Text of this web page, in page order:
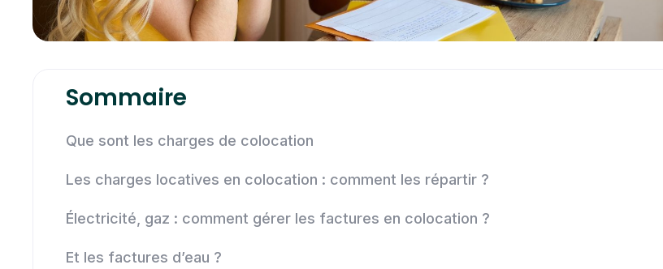
Sommaire
Que sont les charges de colocation
Les charges locatives en colocation : comment les répartir ?
Électricité, gaz : comment gérer les factures en colocation ?
Et les factures d’eau ?